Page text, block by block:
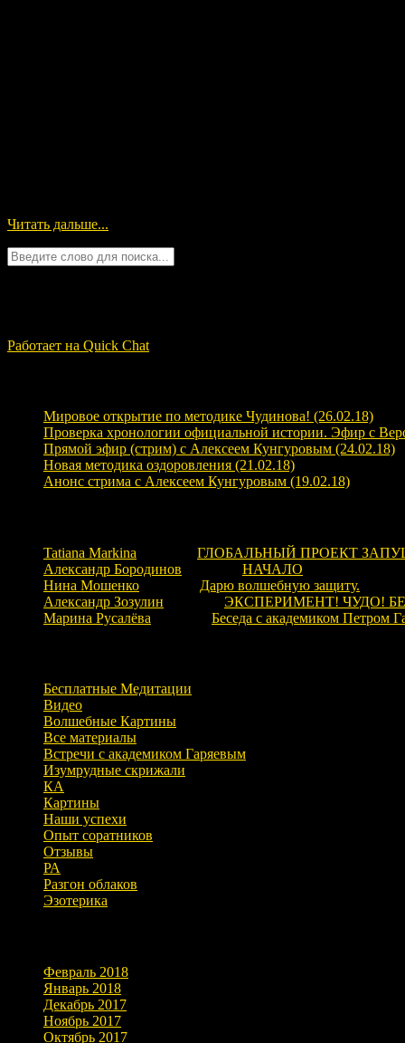
Читать дальше...
Работает на Quick Chat
Мировое открытие по методике Чудинова! (26.02.18)
Проверка хронологии официальной истории. Эфир с
Прямой эфир (стрим) с Алексеем Кунгуровым (24.02.18)
Новая методика оздоровления (21.02.18)
Анонс стрима с Алексеем Кунгуровым (19.02.18)
Tatiana Markina
ГЛОБАЛЬНЫЙ ПРОЕКТ
Александр Бородинов
НАЧАЛО
Нина Мошенко
Дарю волшебную защиту.
Александр Зозулин
ЭКСПЕРИМЕНТ! ЧУДО!
Марина Русалёва
Беседа с академиком Петром
Бесплатные Медитации
Видео
Волшебные Картины
Все материалы
Встречи с академиком Гаряевым
Изумрудные скрижали
КА
Картины
Наши успехи
Опыт соратников
Отзывы
РА
Разгон облаков
Эзотерика
Февраль 2018
Январь 2018
Декабрь 2017
Ноябрь 2017
Октябрь 2017